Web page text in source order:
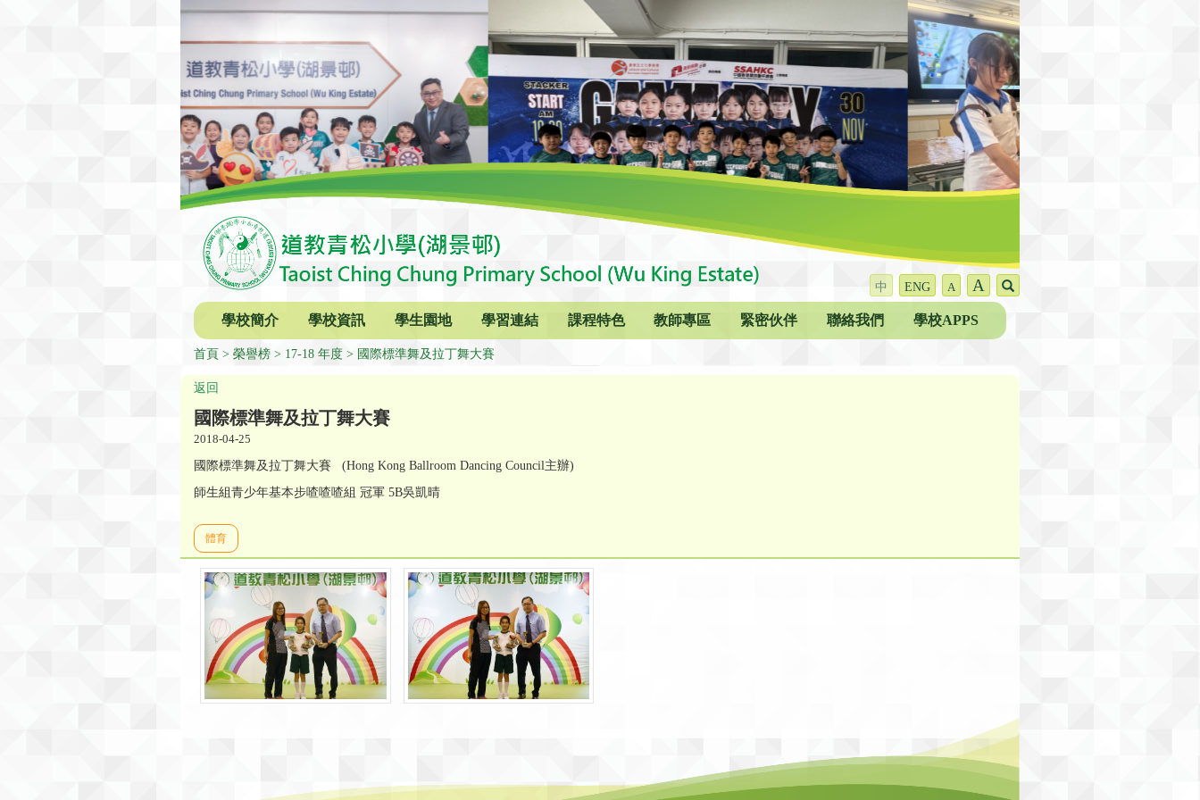
中 ENG A A
學校簡介 學校資訊 學生園地 學習連結 課程特色 教師專區 緊密伙伴 聯絡我們 學校APPS
首頁 榮譽榜 17-18 年度 國際標準舞及拉丁舞大賽
返回
國際標準舞及拉丁舞大賽
2018-04-25
國際標準舞及拉丁舞大賽 (Hong Kong Ballroom Dancing Council主辦)
師生組青少年基本步喳喳喳組 冠軍 5B吳凱晴
體育